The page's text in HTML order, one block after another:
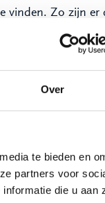
Over
te bieden en
partners voor
die u aan
vinden. Zo zijn er
zaagbekken. Zij
de weekenden
aan.
die aangeven
is een flinke